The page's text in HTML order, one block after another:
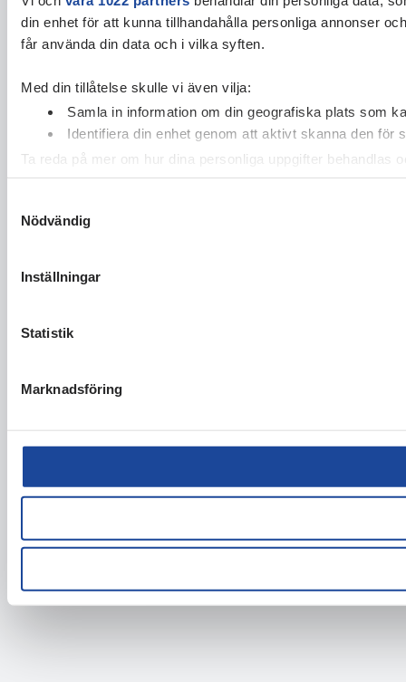
din enhet för att kunna tillhandahålla personliga annonser
får använda din data och i vilka syften.
Med din tillåtelse skulle vi även vilja:
Samla in information om din geografiska plats som
Identifiera din enhet genom att aktivt skanna den för
Ta reda på mer om hur dina personliga uppgifter behandlas
cookie-förklaringen.
Vi använder enhetsidentifierare för att anpassa innehållet
Nödvändig
Inställningar
Statistik
Marknadsföring